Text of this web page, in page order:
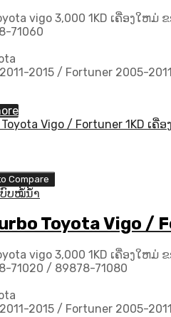
vigo 3,000 1KD ເຄື່ອງໃຫມ່
71060
2015 / Fortuner 2005-2011
Compare
ບົບໝໍ້ນ້ຳ
Toyota Vigo /
vigo 3,000 1KD ເຄື່ອງໃຫມ່
71020 / 89878-71080
2015 / Fortuner 2005-2011